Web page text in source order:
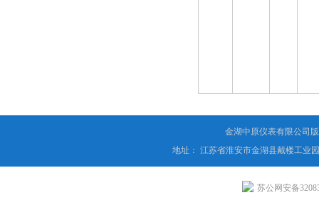
金湖中原仪表有限公司
地址： 江苏省淮安市金湖县戴楼工业
苏公网安备